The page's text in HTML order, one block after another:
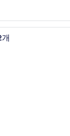
디럭스룸